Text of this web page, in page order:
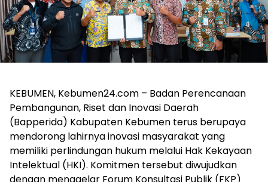
KEBUMEN, Kebumen24.com – Badan Perencanaan
Pembangunan, Riset dan Inovasi Daerah
(Bapperida) Kabupaten Kebumen terus berupaya
mendorong lahirnya inovasi masyarakat yang
memiliki perlindungan hukum melalui Hak Kekayaan
Intelektual (HKI). Komitmen tersebut diwujudkan